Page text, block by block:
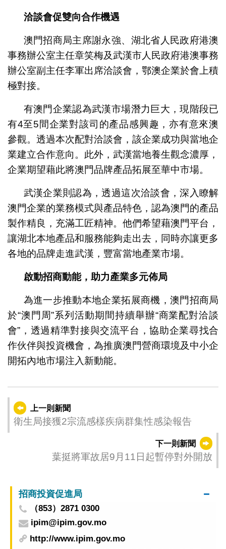
洽談會促雙向合作機遇
澳門招商局主席謝永強、湖北省人民政府港澳
事務辦公室主任章笑梅及武漢市人民政府港澳事務
辦公室副主任李軍出席洽談會，鄂澳企業於會上積
極對接。
有澳門企業認為武漢市場潛力巨大，現階段已
有4至5間企業對該司的產品感興趣，亦有意來澳
參觀。透過本次配對洽談會，該企業成功與當地企
業建立合作意向。此外，武漢當地養生觀念濃厚，
企業期望藉此將澳門品牌產品拓展至華中市場。
武漢企業則認為，透過這次洽談會，深入瞭解
澳門企業的業務模式與產品特色，認為澳門的產品
製作精良，充滿工匠精神。他們希望藉澳門平台，
讓湖北本地產品和服務能夠走出去，同時亦讓更多
各地的品牌走進武漢，豐富當地產業市場。
啟動招商動能，助力產業多元佈局
為進一步推動本地企業拓展商機，澳門招商局
於“澳門周”系列活動期間持續舉辦“商業配對洽談
會”，透過精準對接與交流平台，協助企業尋找合
作伙伴與投資機會，為推廣澳門營商環境及中小企
開拓內地市場注入新動能。
上一則新聞
衛生局接獲2宗流感樣疾病群集性感染報告
下一則新聞
葉挺將軍故居9月11日起暫停對外開放
招商投資促進局
（853）2871 0300
ipim@ipim.gov.mo
http://www.ipim.gov.mo